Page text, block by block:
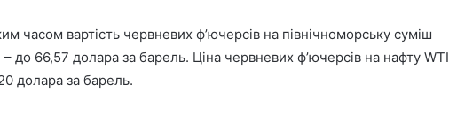
часом вартість червневих ф’ючерсів на північноморську суміш
до 66,57 долара за барель. Ціна червневих ф’ючерсів на нафту WTI
долара за барель.